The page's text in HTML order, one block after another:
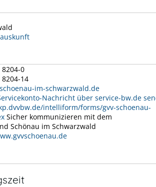
8204-0
8204-14
im-schwarzwald.de
Nachricht über service-bw.de
intelliform/forms/gvv-schoenau-
Sicher kommunizieren mit dem
Schönau im Schwarzwald